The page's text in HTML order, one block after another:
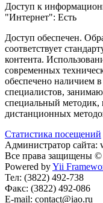
Доступ к
"Интернет": Есть
Доступ обеспечен.
соответствует
контента.
современных
обеспечено наличием
специалистов,
специальный
дистанционных
Статистика посещений
Администратор сайта:
Все права защищены ©
Powered byYii
Тел: (3822) 492-738
Факс: (3822) 492-086
E-mail: contact@iao.ru